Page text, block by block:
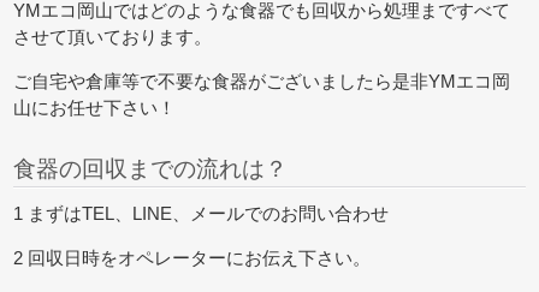
YMエコ岡山ではどのような食器でも回収から処理まですべて
させて頂いております。
ご自宅や倉庫等で不要な食器がございましたら是非YMエコ岡
山にお任せ下さい！
食器の回収までの流れは？
1 まずはTEL、LINE、メールでのお問い合わせ
2 回収日時をオペレーターにお伝え下さい。